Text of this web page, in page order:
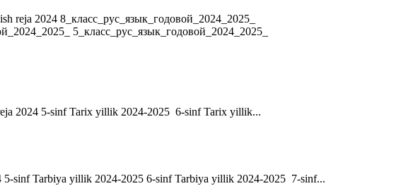
2024 8_класс_рус_язык_годовой_2024_2025_
5_класс_рус_язык_годовой_2024_2025_
2024 5-sinf Tarix yillik 2024-2025 6-sinf Tarix yillik...
sinf Tarbiya yillik 2024-2025 6-sinf Tarbiya yillik 2024-2025 7-sinf...